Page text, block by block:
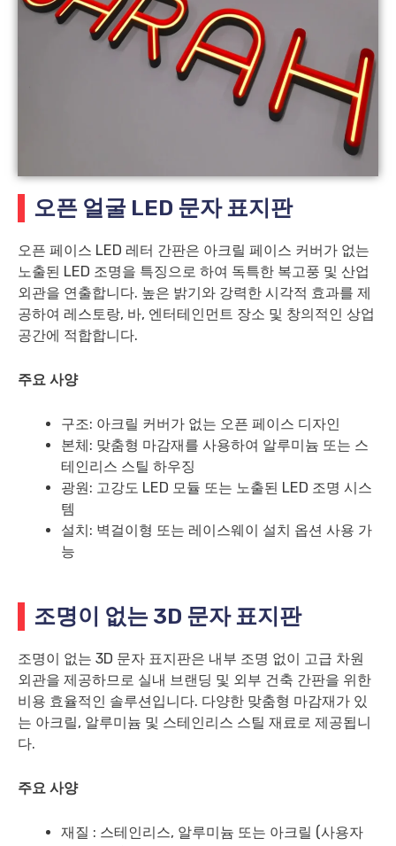
오픈 얼굴 LED 문자 표지판
오픈 페이스 LED 레터 간판은 아크릴 페이스 커버가 없는
노출된 LED 조명을 특징으로 하여 독특한 복고풍 및 산업
외관을 연출합니다. 높은 밝기와 강력한 시각적 효과를 제
공하여 레스토랑, 바, 엔터테인먼트 장소 및 창의적인 상업
공간에 적합합니다.
주요 사양
구조: 아크릴 커버가 없는 오픈 페이스 디자인
본체: 맞춤형 마감재를 사용하여 알루미늄 또는 스
테인리스 스틸 하우징
광원: 고강도 LED 모듈 또는 노출된 LED 조명 시스
템
설치: 벽걸이형 또는 레이스웨이 설치 옵션 사용 가
능
조명이 없는 3D 문자 표지판
조명이 없는 3D 문자 표지판은 내부 조명 없이 고급 차원
외관을 제공하므로 실내 브랜딩 및 외부 건축 간판을 위한
비용 효율적인 솔루션입니다. 다양한 맞춤형 마감재가 있
는 아크릴, 알루미늄 및 스테인리스 스틸 재료로 제공됩니
다.
주요 사양
재질 : 스테인리스, 알루미늄 또는 아크릴 (사용자